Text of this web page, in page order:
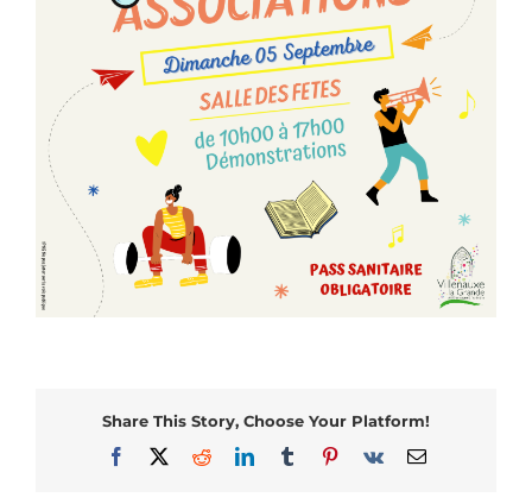
Share This Story, Choose Your Platform!
Facebook
X RedditLinkedInTumblrPinterest
Vk Email